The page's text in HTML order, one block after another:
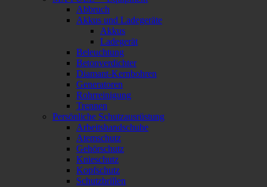
Abbruch
Akkus und Ladegeräte
Akkus
Ladegerät
Beleuchtung
Betonverdichter
Diamant-Kernbohren
Generatoren
Rohrreinigung
Trennen
Persönliche Schutzausrüstung
Arbeitshandschuhe
Atemschutz
Gehörschutz
Knieschutz
Kopfschutz
Schutzbrillen